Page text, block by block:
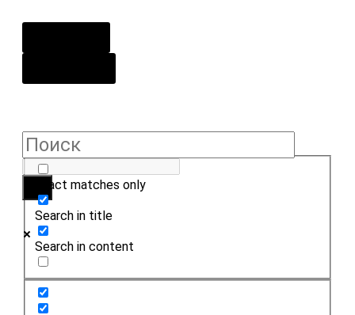
Exact matches only
Search in title
Search in content